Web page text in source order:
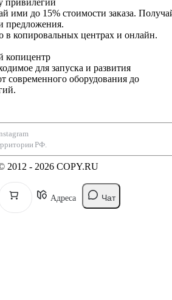
ими до 15% стоимости заказа.
предложения.
копировальных центрах и онлайн.
копицентр
для запуска и развития
современного оборудования до
РФ.
2012 - 2026 COPY.RU
Адреса Чат